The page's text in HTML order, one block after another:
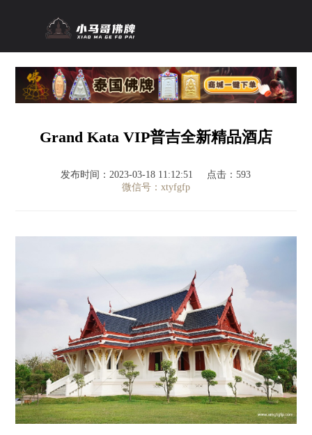
Grand Kata VIP普吉全新精品酒店
发布时间：2023-03-18 11:12:51
点击：593
微信号：xtyfgfp